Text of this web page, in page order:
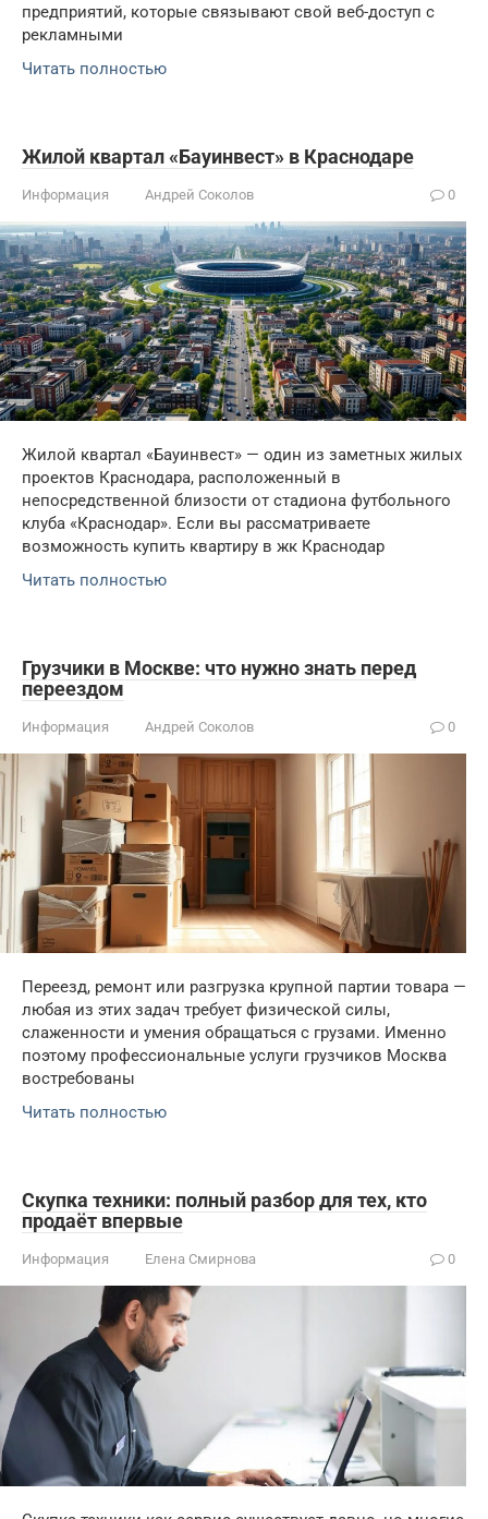
предприятий, которые связывают свой веб-доступ с
рекламными
Читать полностью
Жилой квартал «Бауинвест» в Краснодаре
Информация Андрей Соколов 0
Жилой квартал «Бауинвест» — один из заметных жилых
проектов Краснодара, расположенный в
непосредственной близости от стадиона футбольного
клуба «Краснодар». Если вы рассматриваете
возможность купить квартиру в жк Краснодар
Читать полностью
Грузчики в Москве: что нужно знать перед
переездом
Информация Андрей Соколов 0
Переезд, ремонт или разгрузка крупной партии товара —
любая из этих задач требует физической силы,
слаженности и умения обращаться с грузами. Именно
поэтому профессиональные услуги грузчиков Москва
востребованы
Читать полностью
Скупка техники: полный разбор для тех, кто
продаёт впервые
Информация Елена Смирнова 0